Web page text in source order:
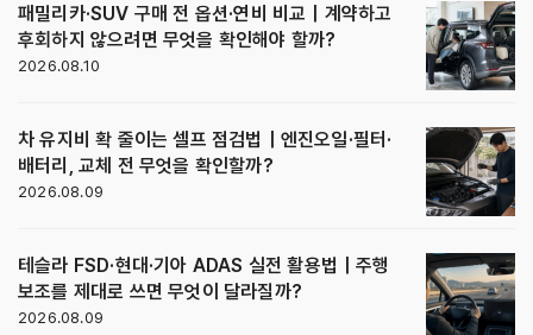
패밀리카·SUV 구매 전 옵션·연비 비교｜계약하고
후회하지 않으려면 무엇을 확인해야 할까?
2026.08.10
차 유지비 확 줄이는 셀프 점검법｜엔진오일·필터·
배터리, 교체 전 무엇을 확인할까?
2026.08.09
테슬라 FSD·현대·기아 ADAS 실전 활용법｜주행
보조를 제대로 쓰면 무엇이 달라질까?
2026.08.09